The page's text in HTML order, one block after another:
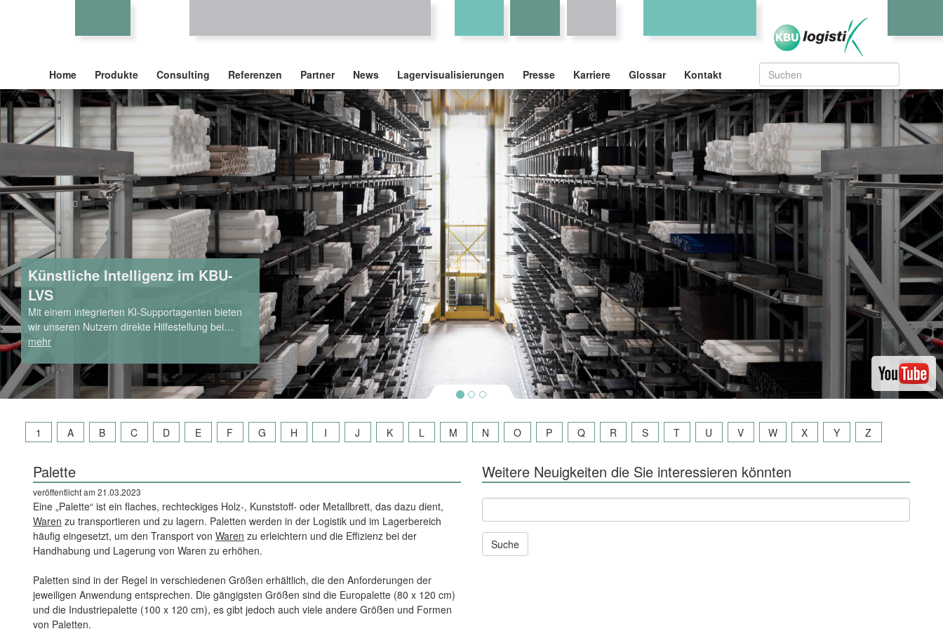
Home Produkte Consulting Referenzen Partner News Lagervisualisierungen Presse Karriere Glossar Kontakt
Künstliche Intelligenz im KBU-
LVS
Mit einem integrierten KI-Supportagenten bieten
wir unseren Nutzern direkte Hilfestellung bei…
mehr
1 A B C D E F G H I J K L M N O P Q R S T U V W X Y Z
Palette
veröffentlicht am 21.03.2023
Eine „Palette“ ist ein flaches, rechteckiges Holz-, Kunststoff- oder Metallbrett, das dazu dient,
Waren zu transportieren und zu lagern. Paletten werden in der Logistik und im Lagerbereich
häufig eingesetzt, um den Transport von Waren zu erleichtern und die Effizienz bei der
Handhabung und Lagerung von Waren zu erhöhen.
Paletten sind in der Regel in verschiedenen Größen erhältlich, die den Anforderungen der
jeweiligen Anwendung entsprechen. Die gängigsten Größen sind die Europalette (80 x 120 cm)
und die Industriepalette (100 x 120 cm), es gibt jedoch auch viele andere Größen und Formen
von Paletten.
Weitere Neuigkeiten die Sie interessieren könnten
Andere
News
und
Seiten
durchsuchen